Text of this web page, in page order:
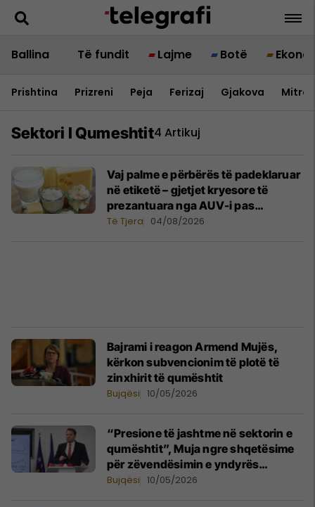
Ballina Të fundit Lajme Botë
Prishtina Prizreni Peja Ferizaj Gjakova
Sektori I Qumeshtit4 Artikuj
Vaj palme e përbërës të padeklaruar
në etiketë – gjetjet kryesore të
prezantuara nga AUV-i pas
kontrollit në sektorin e qumështit
Të Tjera 04/08/2026
Bajrami i reagon Armend Mujës,
kërkon subvencionim të plotë të
zinxhirit të qumështit
Bujqësi 10/05/2026
“Presione të jashtme në sektorin e
qumështit”, Muja ngre shqetësime
për zëvendësimin e yndyrës
shtazore me vaj palme
Bujqësi 10/05/2026